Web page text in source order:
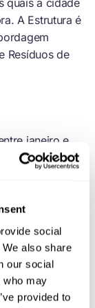
social
also share
our social
who may
provided to
A Estrutura é
Resíduos de
janeiro e
estabelecidas
ao longo de
e